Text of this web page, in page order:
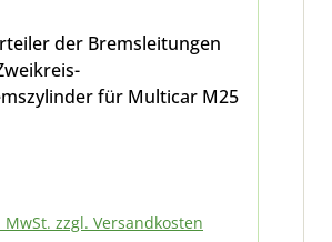
der Bremsleitungen
für Multicar M25
Preis:
MwSt. zzgl. Versandkosten